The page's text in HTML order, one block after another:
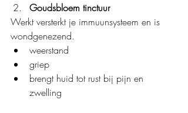
Goudsbloem tinctuur
Werkt versterkt je immuunsysteem en is
wondgenezend.
weerstand
griep
brengt huid tot rust bij pijn en
zwelling